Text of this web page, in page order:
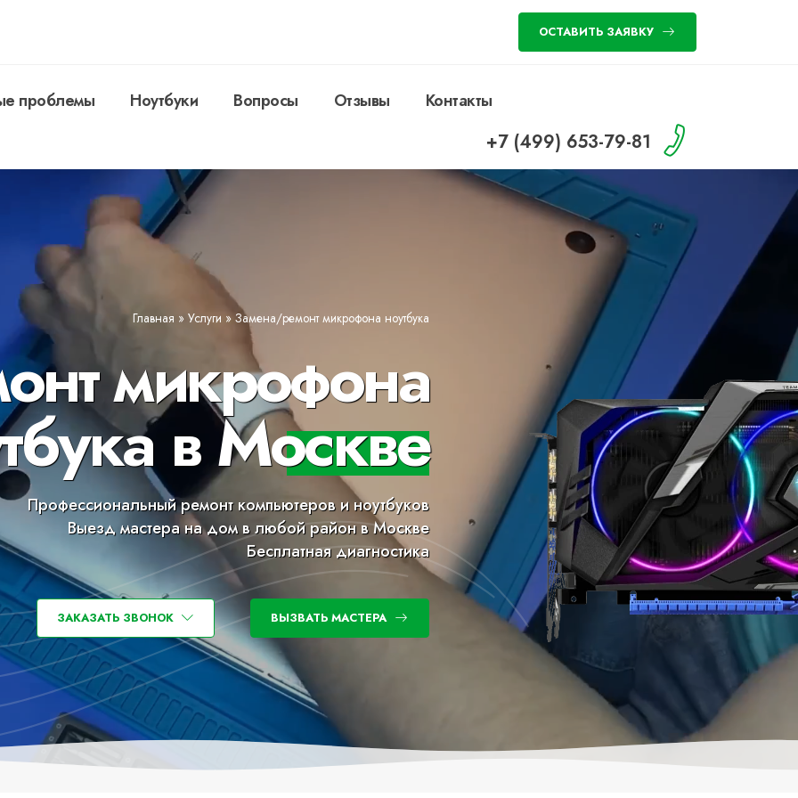
ОСТАВИТЬ ЗАЯВКУ
проблемы Ноутбуки Вопросы Отзывы Контакты
+7 (499) 653-79-81
Главная » Услуги » Замена/ремонт микрофона ноутбука
микрофона
в Москве
Профессиональный ремонт компьютеров и ноутбуков
Выезд мастера на дом в любой район в Москве
Бесплатная диагностика
ЗАКАЗАТЬ ЗВОНОК ВЫЗВАТЬ МАСТЕРА